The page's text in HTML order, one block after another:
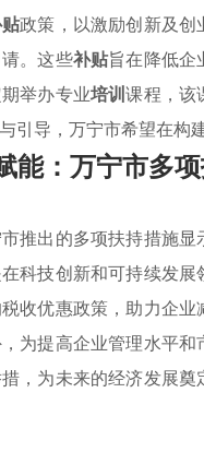
政策，以激励创新及
。这些补贴旨在降低企
举办专业培训课程，该
引导，万宁市希望在构
能：万宁市多
推出的多项扶持措施
科技创新和可持续发展
收优惠政策，助力企
为提高企业管理水平
，为未来的经济发展